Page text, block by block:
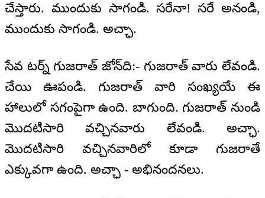
చేస్తారు. ముందుకు సాగండి. సరేనా! సరే అనండి,
ముందుకు సాగండి. అచ్ఛా.
సేవ టర్న్ గుజరాత్‌ జోన్‌ది:- గుజరాత్‌ వారు లేవండి.
చేయి ఊపండి. గుజరాత్‌ వారి సంఖ్యయే ఈ
హాలులో సగంపైగా ఉంది. బాగుంది. గుజరాత్‌ నుండి
మొదటిసారి వచ్చినవారు లేవండి. అచ్ఛా.
మొదటిసారి వచ్చినవారిలో కూడా గుజరాతే
ఎక్కువగా ఉంది. అచ్ఛా - అభినందనలు.